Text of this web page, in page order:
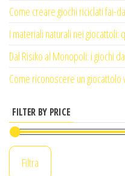
Come creare giochi riciclati fai-
I materiali naturali nei
Dal Risiko al Monopoli: i giochi
Come riconoscere un
FILTER BY PRICE
Filtra